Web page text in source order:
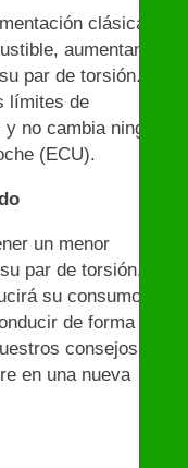
clásica
aumentando
par de torsión.
límites de
no cambia ningún
(ECU).
un menor
par de torsión. Si
su consumo.
de forma
consejos
en una nueva